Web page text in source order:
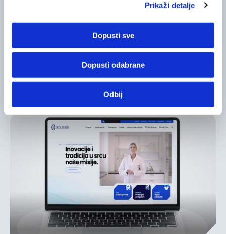
Prikaži detalje
Dopusti sve
Dopusti odabrane
Odbij
Dobitnici OktalEduka 2025 nagradnog